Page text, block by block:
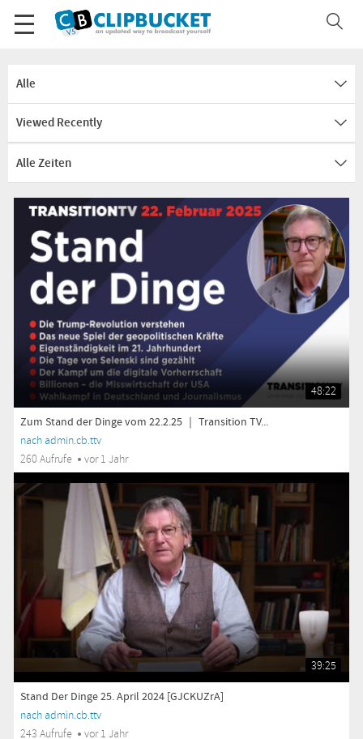
Alle
Viewed Recently
Alle Zeiten
48:22
Zum Stand der Dinge vom 22.2.25 ｜ Transition TV...
nach admin.cb.ttv
260 Aufrufe
vor 1 Jahr
39:25
Stand Der Dinge 25. April 2024 [GJCKUZrA]
nach admin.cb.ttv
243 Aufrufe
vor 1 Jahr